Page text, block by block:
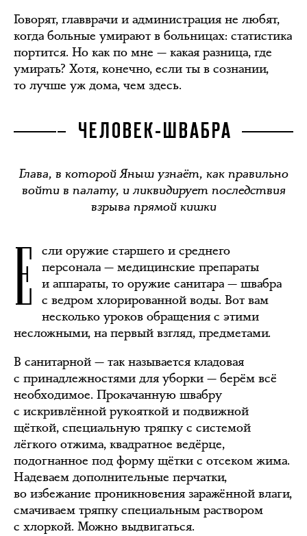
Говорят, главврачи и администрация не любят,
когда больные умирают в больницах: статистика
портится. Но как по мне — какая разница, где
умирать? Хотя, конечно, если ты в сознании,
то лучше уж дома, чем здесь.
ЧЕЛОВЕК-ШВАБРА
Глава, в которой Яныш узнаёт, как правильно
войти в палату, и ликвидирует последствия
взрыва прямой кишки
Е
сли оружие старшего и среднего
персонала — медицинские препараты
и аппараты, то оружие санитара — швабра
с ведром хлорированной воды. Вот вам
несколько уроков обращения с этими
несложными, на первый взгляд, предметами.
В санитарной — так называется кладовая
с принадлежностями для уборки — берём всё
необходимое. Прокачанную швабру
с искривлённой рукояткой и подвижной
щёткой, специальную тряпку с системой
лёгкого отжима, квадратное ведёрце,
подогнанное под форму щётки с отсеком жима.
Надеваем дополнительные перчатки,
во избежание проникновения заражённой влаги,
смачиваем тряпку специальным раствором
с хлоркой. Можно выдвигаться.